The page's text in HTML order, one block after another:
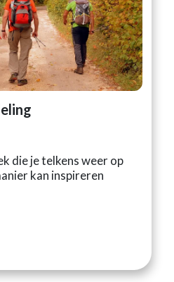
die je telkens weer op
kan inspireren